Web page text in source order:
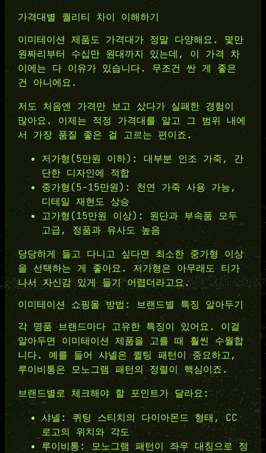
가격대별 퀄리티 차이 이해하기
이미테이션 제품도 가격대가 정말 다양해요. 몇만
원짜리부터 수십만 원대까지 있는데, 이 가격 차
이에는 다 이유가 있습니다. 무조건 싼 게 좋은
건 아니에요.
저도 처음엔 가격만 보고 샀다가 실패한 경험이
많아요. 이제는 적정 가격대를 알고 그 범위 내에
서 가장 품질 좋은 걸 고르는 편이죠.
저가형(5만원 이하): 대부분 인조 가죽, 간
단한 디자인에 적합
중가형(5-15만원): 천연 가죽 사용 가능,
디테일 재현도 상승
고가형(15만원 이상): 원단과 부속품 모두
고급, 정품과 유사도 높음
당당하게 들고 다니고 싶다면 최소한 중가형 이상
을 선택하는 게 좋아요. 저가형은 아무래도 티가
나서 자신감 있게 들기 어렵더라고요.
이미테이션 쇼핑몰 방법: 브랜드별 특징 알아두기
각 명품 브랜드마다 고유한 특징이 있어요. 이걸
알아두면 이미테이션 제품을 고를 때 훨씬 수월합
니다. 예를 들어 샤넬은 퀼팅 패턴이 중요하고,
루이비통은 모노그램 패턴의 정렬이 핵심이죠.
브랜드별로 체크해야 할 포인트가 달라요:
샤넬: 퀴팅 스티치의 다이아몬드 형태, CC
로고의 위치와 각도
루이비통: 모노그램 패턴이 좌우 대칭으로 정